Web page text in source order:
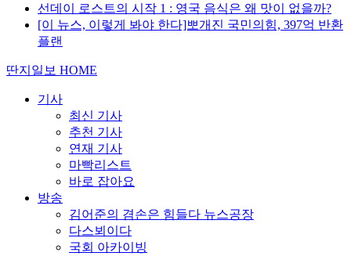
선데이 로스트의 시작 1 : 영국 음식은 왜 맛이 없을까?
[이 뉴스, 이렇게 봐야 한다]뽀개진 국민의힘, 397억 반환
플랜
딴지일보 HOME
기사
최신 기사
추천 기사
연재 기사
마빡리스트
바로 잡아요
방송
김어준의 겸손은 힘들다 뉴스공장
다스뵈이다
국회 아카이빙